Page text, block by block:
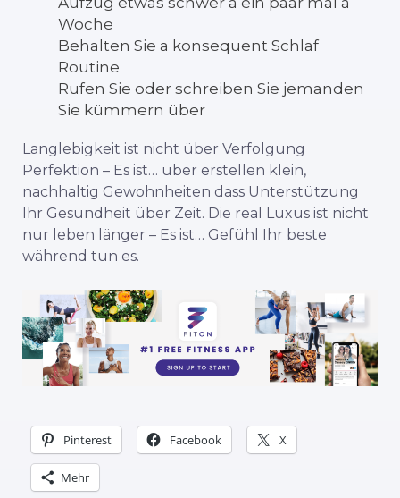
Woche
Behalten Sie a konsequent Schlaf
Routine
Rufen Sie oder schreiben Sie jemanden
Sie kümmern über
Langlebigkeit ist nicht über Verfolgung
Perfektion – Es ist… über erstellen klein,
nachhaltig Gewohnheiten dass Unterstützung
Ihr Gesundheit über Zeit. Die real Luxus ist nicht
nur leben länger – Es ist… Gefühl Ihr beste
während tun es.
Pinterest Facebook X
Mehr